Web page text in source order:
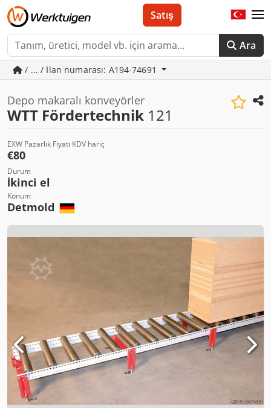
Ara
Satış
/ ... / İlan numarası: A194-74691
Depo makaralı konveyörler
WTT Fördertechnik 121
EXW Pazarlık Fiyatı KDV hariç
€80
Durum
İkinci el
Konum
Detmold